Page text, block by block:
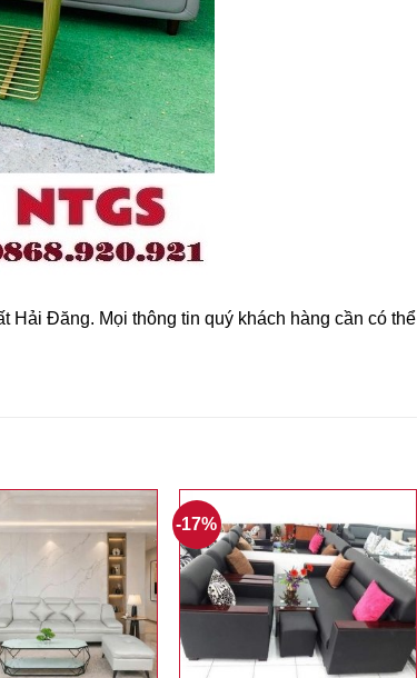
Hải Đăng. Mọi thông tin quý khách hàng cần có thể
-17%